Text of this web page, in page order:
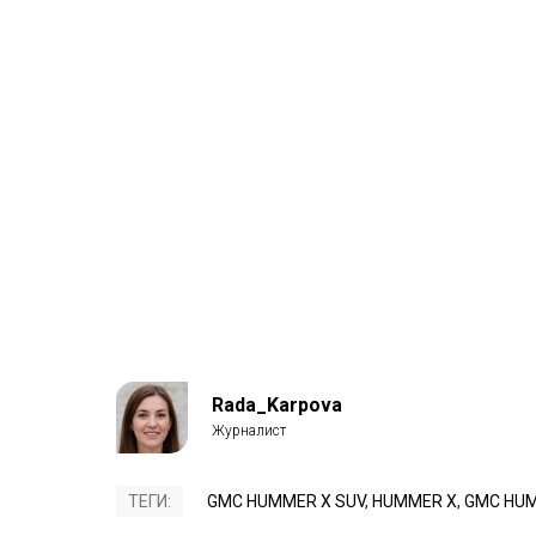
Rada_Karpova
ТЕГИ: GMC HUMMER X SUV, HUMMER X, GMC